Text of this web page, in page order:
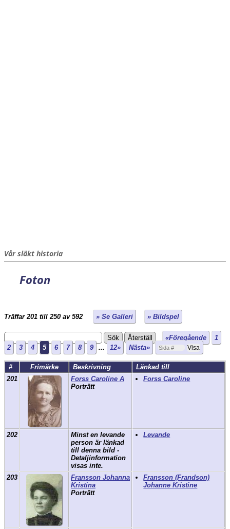
Vår släkt historia
Foton
Träffar 201 till 250 av 592 » Se Galleri » Bildspel
«Föregående
1
2
3 4 5 6 7 8 9 ... 12» Nästa»
# Frimärke Beskrivning
Länkad till
201
Forss Caroline A
Porträtt
Forss Caroline
202
Minst en levande
person är länkad
till denna bild -
Detaljinformation
visas inte.
Levande
203
Fransson Johanna
Kristina
Porträtt
Fransson (Frandson)
Johanne Kristine